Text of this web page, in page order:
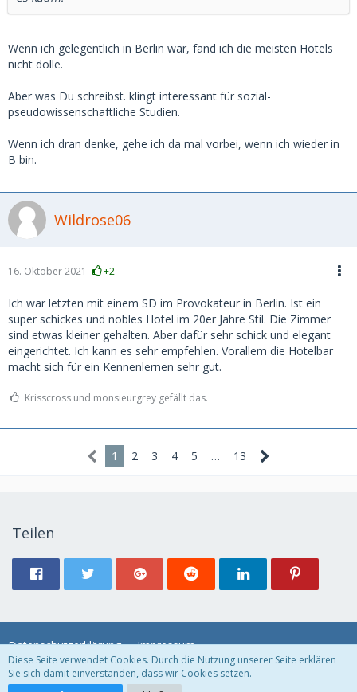
Wenn ich gelegentlich in Berlin war, fand ich die meisten Hotels
nicht dolle.
Aber was Du schreibst. klingt interessant für sozial-
pseudowissenschaftliche Studien.
Wenn ich dran denke, gehe ich da mal vorbei, wenn ich wieder in
B bin.
Wildrose06
16. Oktober 2021 +2
Ich war letzten mit einem SD im Provokateur in Berlin. Ist ein
super schickes und nobles Hotel im 20er Jahre Stil. Die Zimmer
sind etwas kleiner gehalten. Aber dafür sehr schick und elegant
eingerichtet. Ich kann es sehr empfehlen. Vorallem die Hotelbar
macht sich für ein Kennenlernen sehr gut.
Krisscross und monsieurgrey gefällt das.
1 2 3 4 5 … 13
Teilen
Datenschutzerklärung Impressum
Diese Seite verwendet Cookies. Durch die Nutzung unserer Seite erklären
Sie sich damit einverstanden, dass wir Cookies setzen.